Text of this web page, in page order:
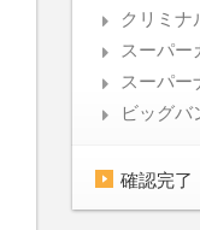
クリミナ
スーパー
スーパー
ビッグバ
確認完了